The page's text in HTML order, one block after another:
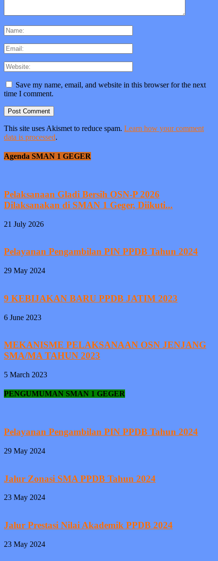
Save my name, email, and website in this browser for the next
time I comment.
This site uses Akismet to reduce spam. Learn how your comment
data is processed.
Agenda SMAN 1 GEGER
Pelaksanaan Gladi Bersih OSN-P 2026
Dilaksanakan di SMAN 1 Geger, Diikuti...
21 July 2026
Pelayanan Pengambilan PIN PPDB Tahun 2024
29 May 2024
9 KEBIJAKAN BARU PPDB JATIM 2023
6 June 2023
MEKANISME PELAKSANAAN OSN JENJANG
SMA/MA TAHUN 2023
5 March 2023
PENGUMUMAN SMAN 1 GEGER
Pelayanan Pengambilan PIN PPDB Tahun 2024
29 May 2024
Jalur Zonasi SMA PPDB Tahun 2024
23 May 2024
Jalur Prestasi Nilai Akademik PPDB 2024
23 May 2024